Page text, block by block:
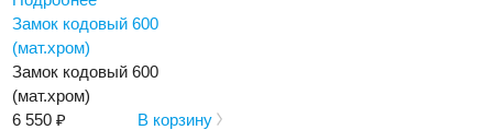
Замок кодовый 600
(мат.хром)
Замок кодовый 600
(мат.хром)
6 550 ₽
В корзину